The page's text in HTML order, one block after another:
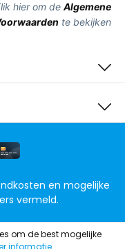
hier om de Algemene
te bekijken
en mogelijke
vermeld.
om de best mogelijke
informatie...